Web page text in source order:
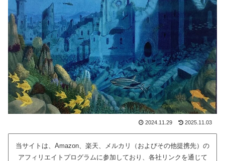
2024.11.29 2025.11.03
当サイトは、Amazon、楽天、メルカリ（およびその他提携先）の
アフィリエイトプログラムに参加しており、各社リンクを通じて